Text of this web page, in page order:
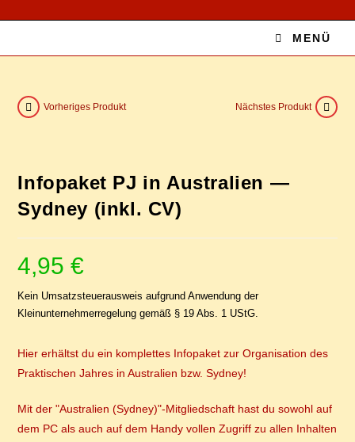
MENÜ
Vorheriges Produkt Nächstes Produkt
In­fo­pa­ket PJ in Aus­tra­li­en —
Syd­ney (inkl. CV)
4,95€
Kein Umsatzsteuerausweis aufgrund Anwendung der
Kleinunternehmerregelung gemäß § 19 Abs. 1 UStG.
Hier erhältst du ein komplettes Infopaket zur Organisation des
Praktischen Jahres in Australien bzw. Sydney!
Mit der "Australien (Sydney)"-Mitgliedschaft hast du sowohl auf
dem PC als auch auf dem Handy vollen Zugriff zu allen Inhalten